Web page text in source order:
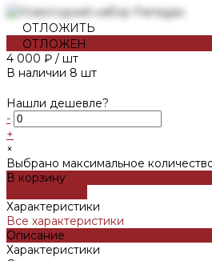
ОТЛОЖИТЬ
ОТЛОЖЕН
4 000 ₽ / шт
В наличии 8 шт
Нашли дешевле?
-
+
×
Выбрано максимальное
В корзину
Характеристики
Все характеристики
Описание
Характеристики